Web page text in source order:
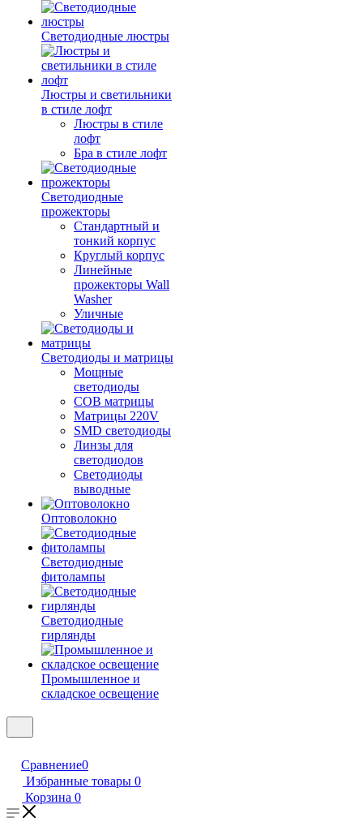
Светодиодные люстры
Люстры и светильники
в стиле лофт
Люстры в стиле
лофт
Бра в стиле лофт
Светодиодные
прожекторы
Стандартный и
тонкий корпус
Круглый корпус
Линейные
прожекторы Wall
Washer
Уличные
Светодиоды и матрицы
Мощные
светодиоды
COB матрицы
Матрицы 220V
SMD светодиоды
Линзы для
светодиодов
Светодиоды
выводные
Оптоволокно
Светодиодные
фитолампы
Светодиодные
гирлянды
Промышленное и
складское освещение
Сравнение0
Избранные товары 0
Корзина 0